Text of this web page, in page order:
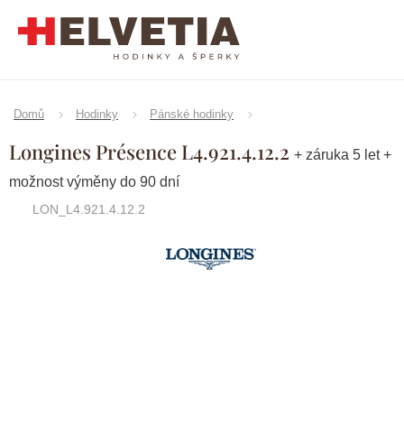
Domů Hodinky Pánské hodinky
Longines Présence L4.921.4.12.2 + záruka 5 let +
možnost výměny do 90 dní
LON_L4.921.4.12.2
Značka:Longines